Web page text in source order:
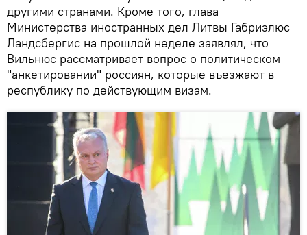
другими странами. Кроме того, глава
Министерства иностранных дел Литвы Габриэлюс
Ландсбергис на прошлой неделе заявлял, что
Вильнюс рассматривает вопрос о политическом
"анкетировании" россиян, которые въезжают в
республику по действующим визам.